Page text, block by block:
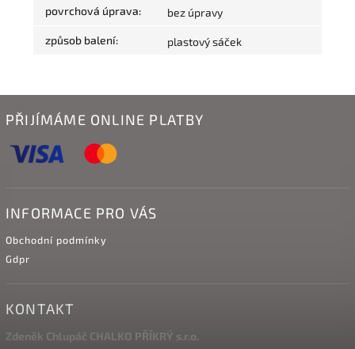
povrchová úprava: bez úpravy
způsob balení: plastový sáček
PŘIJÍMÁME ONLINE PLATBY
INFORMACE PRO VÁS
Obchodní podmínky
Gdpr
KONTAKT
Zdeněk Chlupáč CHALKO PŘÍKRÝ s.r.o.